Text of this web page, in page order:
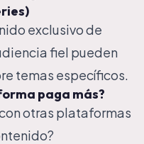
exclusivo de
fiel pueden
temas específicos.
paga más?
otras plataformas